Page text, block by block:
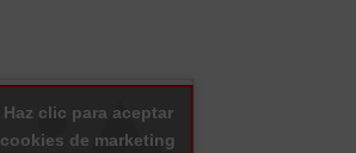
Haz clic para aceptar
cookies de marketing